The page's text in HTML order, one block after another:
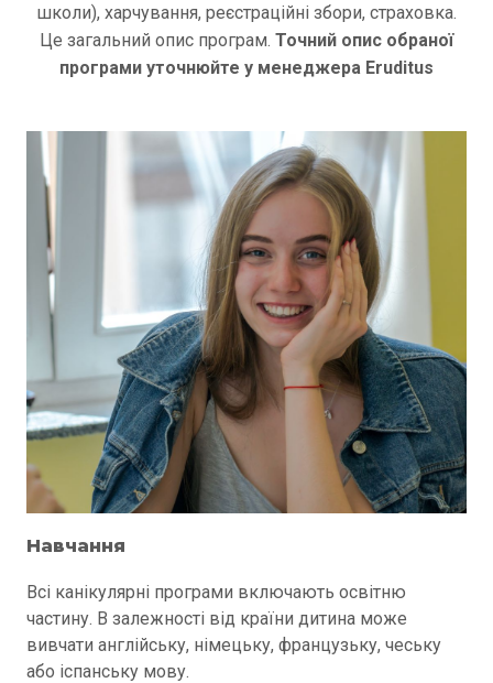
школи), харчування, реєстраційні збори, страховка.
Це загальний опис програм. Точний опис обраної
програми уточнюйте у менеджера Eruditus
Навчання
Всі канікулярні програми включають освітню
частину. В залежності від країни дитина може
вивчати англійську, німецьку, французьку, чеську
або іспанську мову.